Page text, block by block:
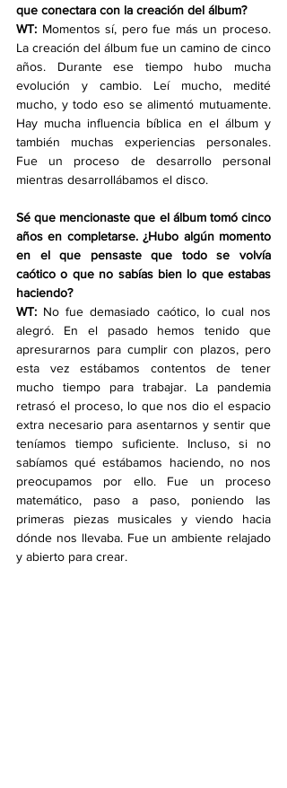
que conectara con la creación del álbum?
WT: Momentos sí, pero fue más un proceso.
La creación del álbum fue un camino de cinco
años. Durante ese tiempo hubo mucha
evolución y cambio. Leí mucho, medité
mucho, y todo eso se alimentó mutuamente.
Hay mucha influencia bíblica en el álbum y
también muchas experiencias personales.
Fue un proceso de desarrollo personal
mientras desarrollábamos el disco.
Sé que mencionaste que el álbum tomó cinco
años en completarse. ¿Hubo algún momento
en el que pensaste que todo se volvía
caótico o que no sabías bien lo que estabas
haciendo?
WT: No fue demasiado caótico, lo cual nos
alegró. En el pasado hemos tenido que
apresurarnos para cumplir con plazos, pero
esta vez estábamos contentos de tener
mucho tiempo para trabajar. La pandemia
retrasó el proceso, lo que nos dio el espacio
extra necesario para asentarnos y sentir que
teníamos tiempo suficiente. Incluso, si no
sabíamos qué estábamos haciendo, no nos
preocupamos por ello. Fue un proceso
matemático, paso a paso, poniendo las
primeras piezas musicales y viendo hacia
dónde nos llevaba. Fue un ambiente relajado
y abierto para crear.